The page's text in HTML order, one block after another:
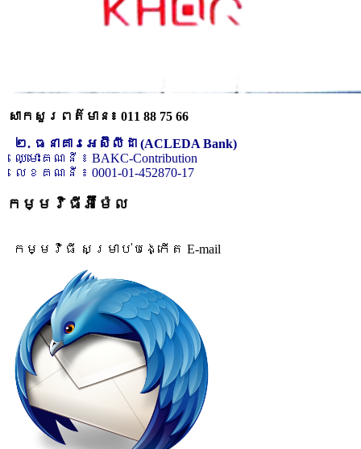
សាកសួរពត៌មាន៖ 011 88 75 66
២. ធនាគារអេស៊ីលីដា (ACLEDA Bank)
ឈ្មោះគណនី ៖ BAKC-Contribution
លេខគណនី ៖ 0001-01-452870-17
កម្មវិធីអ៊ីម៉ែល
កម្មវិធី សម្រាប់បង្កើត E-mail